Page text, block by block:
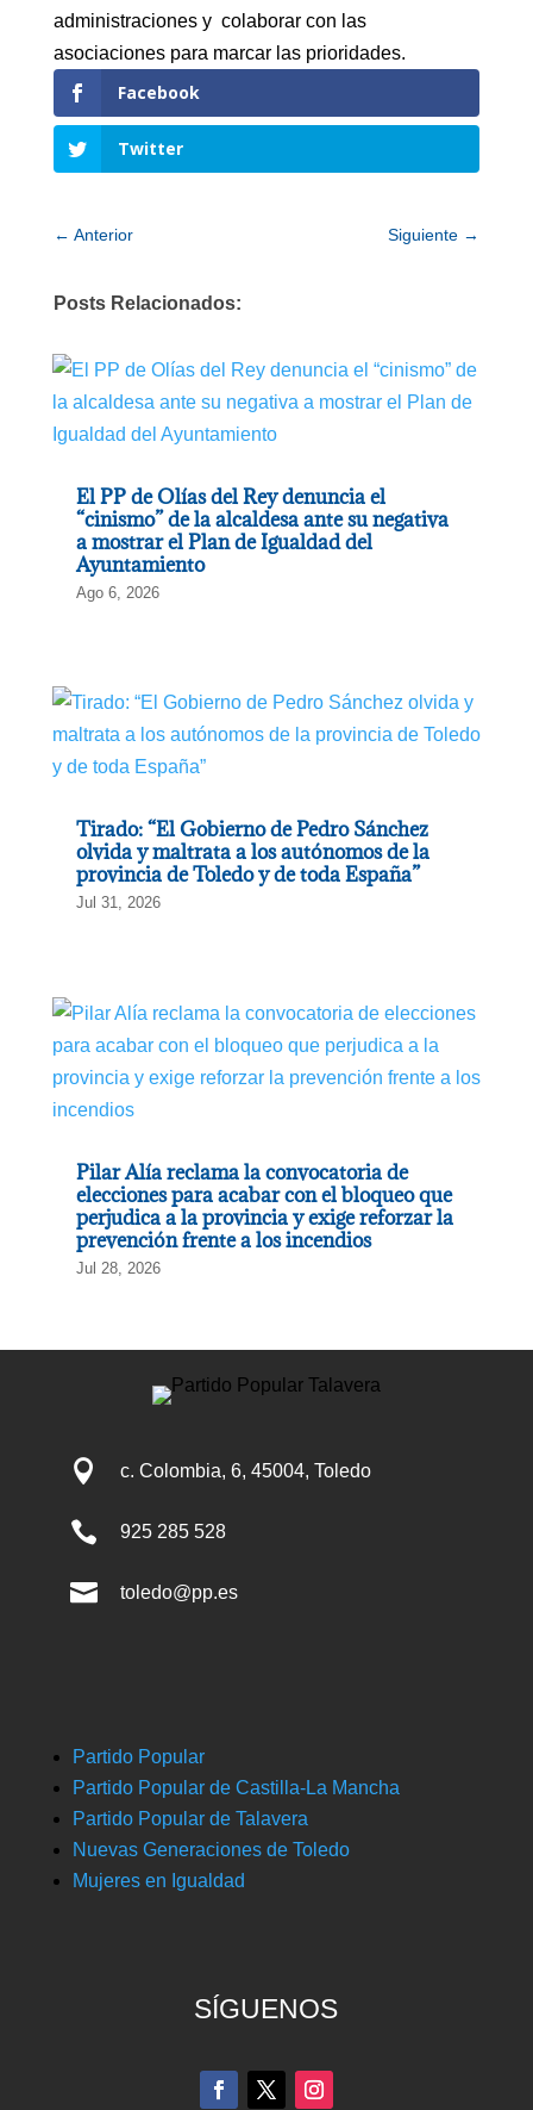
administraciones y colaborar con las
asociaciones para marcar las prioridades.
Facebook
Twitter
← Anterior Siguiente →
Posts Relacionados:
El PP de Olías del Rey denuncia el
“cinismo” de la alcaldesa ante su negativa
a mostrar el Plan de Igualdad del
Ayuntamiento
Ago 6, 2026
Tirado: “El Gobierno de Pedro Sánchez
olvida y maltrata a los autónomos de la
provincia de Toledo y de toda España”
Jul 31, 2026
Pilar Alía reclama la convocatoria de
elecciones para acabar con el bloqueo que
perjudica a la provincia y exige reforzar la
prevención frente a los incendios
Jul 28, 2026
 c. Colombia, 6, 45004, Toledo
 925 285 528
 toledo@pp.es
Partido Popular
Partido Popular de Castilla-La Mancha
Partido Popular de Talavera
Nuevas Generaciones de Toledo
Mujeres en Igualdad
SÍGUENOS